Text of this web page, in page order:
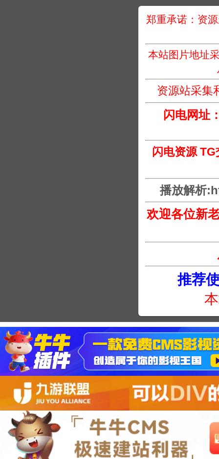
郑重承诺：资
本站图片地址
资源站采集
闪电网址
闪电资源 TG
播放解析
欢迎各位新
推荐